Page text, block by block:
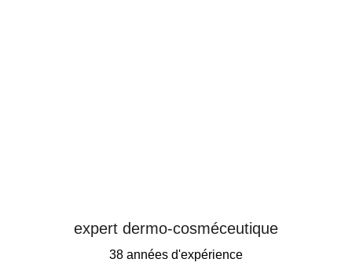
expert dermo-cosméceutique
38 années d'expérience